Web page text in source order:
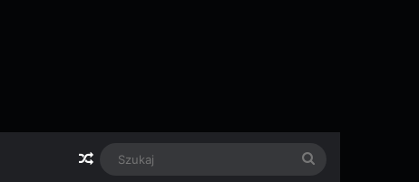
Losowy artykuł